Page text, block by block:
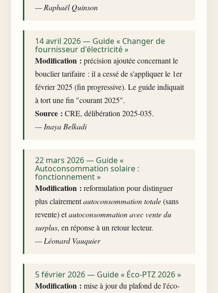
— Raphaël Quinson
14 avril 2026 — Guide « Changer de
fournisseur d'électricité »
Modification : précision ajoutée concernant le
bouclier tarifaire : il a cessé de s'appliquer le 1er
février 2025 (fin progressive). Le guide indiquait
à tort une fin "courant 2025".
Source : CRE, délibération 2025-035.
— Inaya Belkadi
22 mars 2026 — Guide «
Autoconsommation solaire :
fonctionnement »
Modification : reformulation pour distinguer
plus clairementautoconsommation totale(sans
revente) etautoconsommation avec vente du
surplus, en réponse à un retour lecteur.
— Léonard Vauquier
5 février 2026 — Guide « Éco-PTZ 2026 »
Modification : mise à jour du plafond de l'éco-